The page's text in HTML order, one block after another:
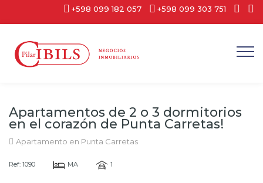
+598 099 182 057 +598 099 303 751
Apartamentos de 2 o 3 dormitorios
en el corazón de Punta Carretas!
Apartamento en Punta Carretas
Ref: 1090 MA 1